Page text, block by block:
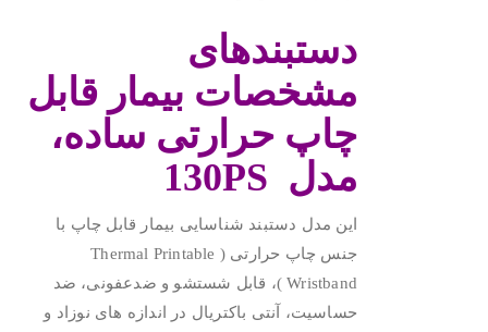
دستبندهای
مشخصات بیمار قابل
چاپ حرارتی ساده،
مدل 130PS
این مدل دستبند شناسایی بیمار قابل چاپ با
جنس چاپ حرارتی ( Thermal Printable
Wristband )، قابل شستشو و ضدعفونی، ضد
حساسیت، آنتی باکتریال در اندازه های نوزاد و